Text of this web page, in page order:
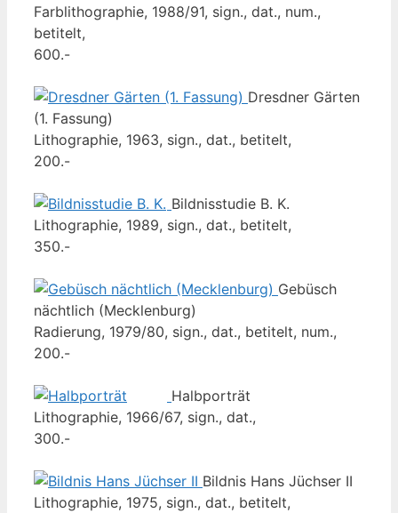
Farblithographie, 1988/91, sign., dat., num.,
betitelt,
600.-
Dresdner Gärten
(1. Fassung)
Lithographie, 1963, sign., dat., betitelt,
200.-
Bildnisstudie B. K.
Lithographie, 1989, sign., dat., betitelt,
350.-
Gebüsch
nächtlich (Mecklenburg)
Radierung, 1979/80, sign., dat., betitelt, num.,
200.-
Halbporträt
Lithographie, 1966/67, sign., dat.,
300.-
Bildnis Hans Jüchser II
Lithographie, 1975, sign., dat., betitelt,